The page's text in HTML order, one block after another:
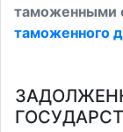
таможенными
таможенного